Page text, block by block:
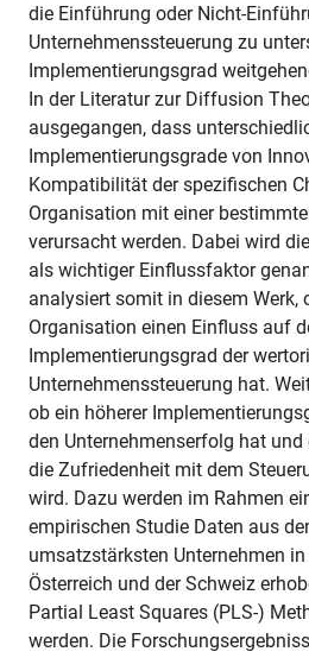
die Einführung oder Nicht-
Unternehmenssteuerung zu
Implementierungsgrad
In der Literatur zur Diffusion
ausgegangen, dass
Implementierungsgrade von
Kompatibilität der spezifischen
Organisation mit einer
verursacht werden. Dabei wird
als wichtiger Einflussfaktor
analysiert somit in diesem Werk,
Organisation einen Einfluss auf
Implementierungsgrad der
Unternehmenssteuerung hat.
ob ein höherer
den Unternehmenserfolg hat
die Zufriedenheit mit dem
wird. Dazu werden im Rahmen
empirischen Studie Daten aus
umsatzstärksten Unternehmen
Österreich und der Schweiz
Partial Least Squares (PLS-)
werden. Die